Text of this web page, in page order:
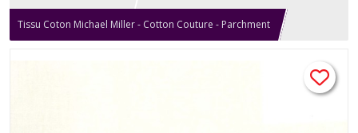
Tissu Coton Michael Miller - Cotton Couture - Parchment